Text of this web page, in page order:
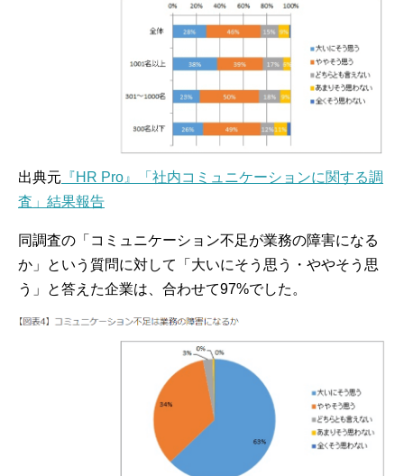
出典元 『HR Pro』「社内コミュニケーションに関する調
査」結果報告
同調査の「コミュニケーション不足が業務の障害になる
か」という質問に対して「大いにそう思う・ややそう思
う」と答えた企業は、合わせて97%でした。